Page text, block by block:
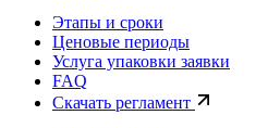
Этапы и сроки
Ценовые периоды
Услуга упаковки заявки
FAQ
Скачать регламент